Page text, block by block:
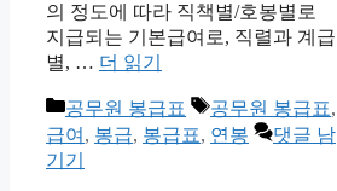
의 정도에 따라 직책별/호봉별로
지급되는 기본급여로, 직렬과 계급
별, … 더 읽기
카
테
고
공무원 봉급표
태
그
공무원 봉급표,
급여 , 봉급, 봉급표, 연봉
댓글 남
기기